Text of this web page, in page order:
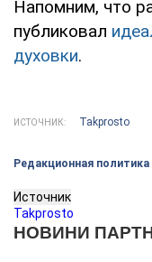
Напомним, что
публиковал
духовки.
ИСТОЧНИК: Takprosto
Редакционная политика
Источник
Takprosto